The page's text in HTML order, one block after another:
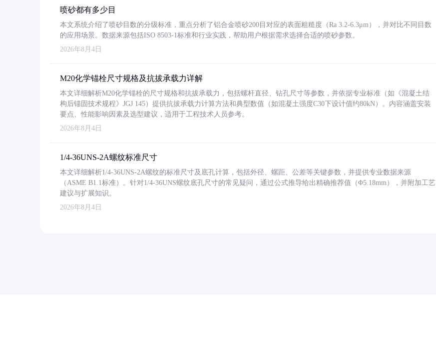
喷砂都有多少目
本文系统介绍了喷砂目数的分级标准，重点分析了铝合金喷砂200目对应的表面粗糙度（Ra 3.2-6.3μm），并对比不同目数
的应用场景。数据来源包括ISO 8503-1标准和行业实践，帮助用户根据需求选择合适的喷砂参数。
2026年8月4日
M20化学锚栓尺寸规格及抗拔承载力详解
本文详细解析M20化学锚栓的尺寸规格和抗拔承载力，包括螺杆直径、钻孔尺寸等参数，并依据专业标准（如《混凝土结
构后锚固技术规程》JGJ 145）提供抗拔承载力计算方法和典型数值（如混凝土强度C30下设计值约80kN）。内容涵盖安装
要点、性能影响因素及选型建议，适用于工程技术人员参考。
2026年8月4日
1/4-36UNS-2A螺纹标准尺寸
本文详细解析1/4-36UNS-2A螺纹的标准尺寸及底孔计算，包括外径、螺距、公差等关键参数，并提供专业数据来源
（ASME B1.1标准）。针对1/4-36UNS螺纹底孔尺寸的常见疑问，通过公式推导给出精确推荐值（Φ5.18mm），并附加工艺
建议与扩展知识。
2026年8月4日